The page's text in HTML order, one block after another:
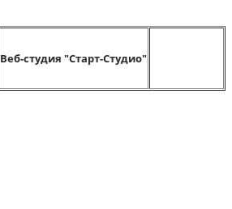
Веб-студия "Старт-Студио"